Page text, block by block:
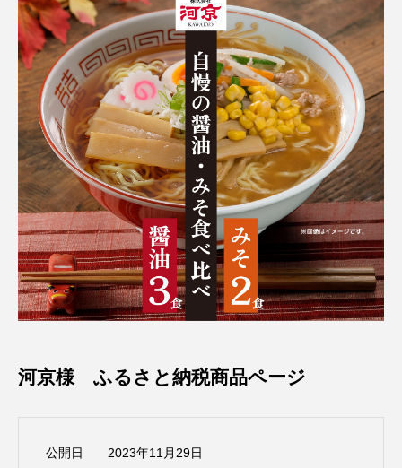
河京様 ふるさと納税商品ページ
公開日
2023年11月29日